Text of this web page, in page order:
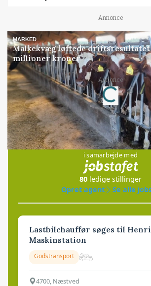
Annonce
MARKED
Malkekvæg løftede
millioner kroner
Annonce
Loading...
Jobs
i samarbejde med
80 ledige stillinger
Opret agent
Se alle
Lastbilchauffør søges til
Maskinstation
Godstransport
4700, Næstved